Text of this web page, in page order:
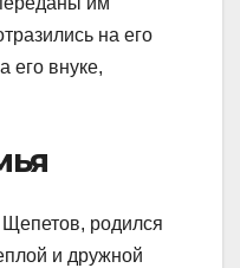
на его
его внуке,
родился
и дружной